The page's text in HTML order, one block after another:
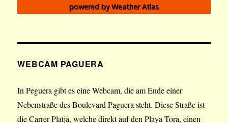
powered byWeather Atlas
WEBCAM PAGUERA
In Peguera gibt es eine Webcam, die am Ende einer
Nebenstraße des Boulevard Paguera steht. Diese Straße ist
die Carrer Platja, welche direkt auf den Playa Tora, einen